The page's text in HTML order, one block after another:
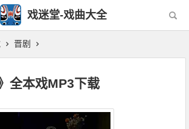
戏迷堂-戏曲大全
晋剧
全本戏MP3下载